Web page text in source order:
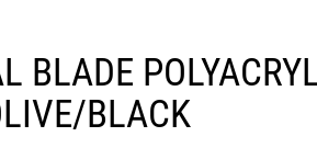
BLADE
BLACK